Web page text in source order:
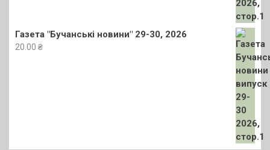
Газета "Бучанські новини" 29-30, 2026
20.00 ₴